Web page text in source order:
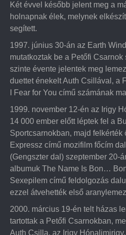
Két évvel később jelent meg a
holnapnak élek, melynek
segített.
1997. június 30-án az Earth
mutatkoztak be a Petőfi
szinte évente jelentek meg
duettet énekelt Auth Csillával, a
I Fear for You című számának
1999. november 12-én az Irigy
14 000 ember előtt léptek fel a
Sportcsarnokban, majd felkérték
Expressz című mozifilm főcím
(Gengszter dal) szeptember 20-
albumuk The Name Is Bon…
Sexepilem című feldolgozás
ezzel átvehették első
2000. március 19-én telt házas
tartottak a Petőfi Csarnokban,
Auth Csilla, az Irigy